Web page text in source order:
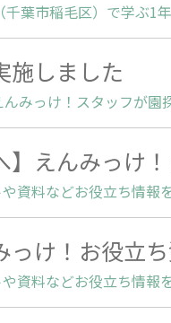
施しました
】えんみっけ
っけ！お役立